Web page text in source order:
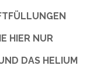
HIER NUR
DAS HELIUM